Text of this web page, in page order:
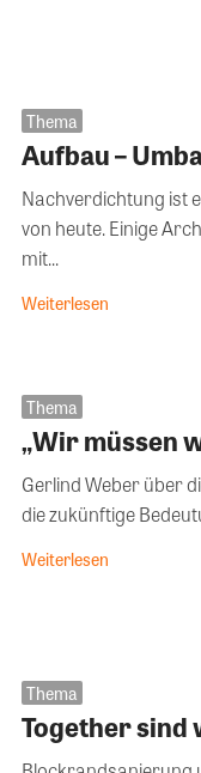
Thema
Aufbau –
Nachverdichtung ist
von heute. Einige
mit...
Weiterlesen
Thema
„Wir müssen
Gerlind Weber über
die zukünftige
Weiterlesen
Thema
Together